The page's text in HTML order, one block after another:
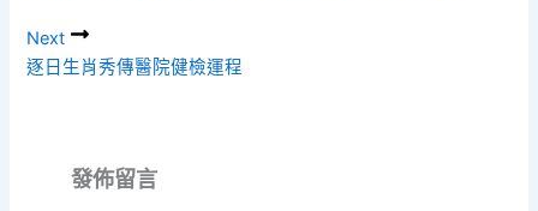
Next
逐日生肖秀傳醫院健檢運程
發佈留言